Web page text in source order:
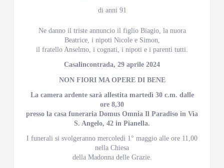
di anni 91
Ne danno il triste annuncio il figlio Biagio, la nuora
Beatrice, i nipoti Nicole e Simon,
il fratello Anselmo, i cognati, i nipoti e i parenti tutti.
Casalincontrada, 29 aprile 2024
NON FIORI MA OPERE DI BENE
La camera ardente sarà allestita martedì 30 c.m. dalle
ore 8,30
presso la casa funeraria Domus Omnia Il Paradiso in Via
S. Angelo, 42 in Pianella.
I funerali si svolgeranno mercoledì 1° maggio alle ore 11,00
nella Chiesa
della Madonna delle Grazie.